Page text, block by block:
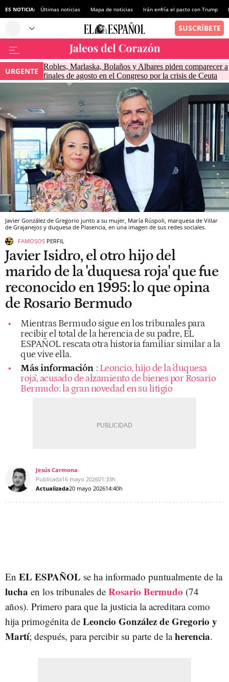
ES NOTICIA: Últimas noticias Mapa de noticias Irán enfría el pacto con Trump
URGENTE
Robles, Marlaska, Bolaños y Albares piden comparecer a
finales de agosto en el Congreso por la crisis de Ceuta
Javier González de Gregorio junto a su mujer, María Rúspoli, marquesa de Villar
de Grajanejos y duquesa de Plasencia, en una imagen de sus redes sociales.
FAMOSOS PERFIL
Javier Isidro, el otro hijo del
marido de la 'duquesa roja' que fue
reconocido en 1995: lo que opina
de Rosario Bermudo
Mientras Bermudo sigue en los tribunales para
recibir el total de la herencia de su padre, EL
ESPAÑOL rescata otra historia familiar similar a la
que vive ella.
Más información : Leoncio, hijo de la 'duquesa
roja', acusado de alzamiento de bienes por Rosario
Bermudo: la gran novedad en su litigio
Jesús Carmona
Publicada16 mayo 202601:33h
Actualizada20 mayo 202614:40h
En EL ESPAÑOL se ha informado puntualmente de la
lucha en los tribunales de Rosario Bermudo (74
años). Primero para que la justicia la acreditara como
hija primogénita de Leoncio González de Gregorio y
Martí; después, para percibir su parte de laherencia.